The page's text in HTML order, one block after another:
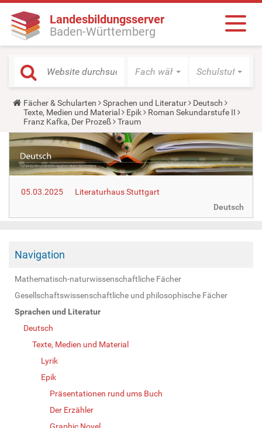
Landesbildungsserver
Baden-Württemberg
Fach wählen Schulstufe
Y
o
u
a
r
e
h
e
r
:
Fächer & Schularten Sprachen und Literatur
Deutsch
Texte, Medien und Material
Epik
Roman Sekundarstufe II
Franz Kafka, Der Prozeß
Traum
05.03.2025
Literaturhaus Stuttgart
Deutsch
Navigation
Mathematisch-naturwissenschaftliche Fächer
Gesellschaftswissenschaftliche und philosophische Fächer
Sprachen und Literatur
Deutsch
Texte, Medien und Material
Lyrik
Epik
Präsentationen rund ums Buch
Der Erzähler